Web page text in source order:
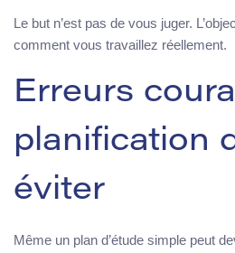
Le but n’est pas de vous juger.
comment vous travaillez réellement.
Erreurs
planification
éviter
Même un plan d’étude simple peut